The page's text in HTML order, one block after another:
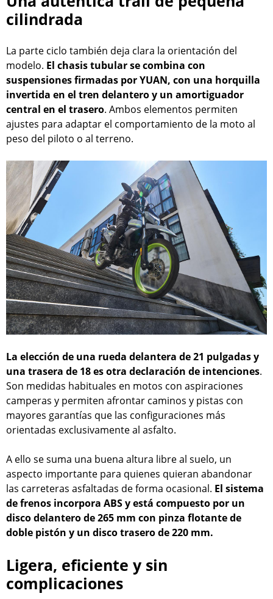
cilindrada
La parte ciclo también deja clara la orientación del
modelo. El chasis tubular se combina con
suspensiones firmadas por YUAN, con una horquilla
invertida en el tren delantero y un amortiguador
central en el trasero. Ambos elementos permiten
ajustes para adaptar el comportamiento de la moto al
peso del piloto o al terreno.
La elección de una rueda delantera de 21 pulgadas y
una trasera de 18 es otra declaración de intenciones.
Son medidas habituales en motos con aspiraciones
camperas y permiten afrontar caminos y pistas con
mayores garantías que las configuraciones más
orientadas exclusivamente al asfalto.
A ello se suma una buena altura libre al suelo, un
aspecto importante para quienes quieran abandonar
las carreteras asfaltadas de forma ocasional. El sistema
de frenos incorpora ABS y está compuesto por un
disco delantero de 265 mm con pinza flotante de
doble pistón y un disco trasero de 220 mm.
Ligera, eficiente y sin
complicaciones